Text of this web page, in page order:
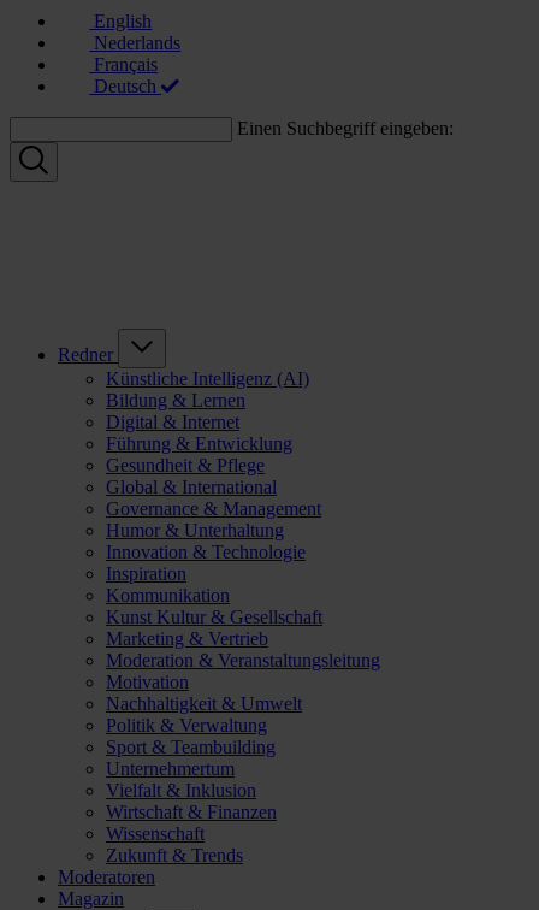
English
Nederlands
Français
Deutsch
Einen Suchbegriff eingeben:
Redner
Künstliche Intelligenz (AI)
Bildung & Lernen
Digital & Internet
Führung & Entwicklung
Gesundheit & Pflege
Global & International
Governance & Management
Humor & Unterhaltung
Innovation & Technologie
Inspiration
Kommunikation
Kunst Kultur & Gesellschaft
Marketing & Vertrieb
Moderation & Veranstaltungsleitung
Motivation
Nachhaltigkeit & Umwelt
Politik & Verwaltung
Sport & Teambuilding
Unternehmertum
Vielfalt & Inklusion
Wirtschaft & Finanzen
Wissenschaft
Zukunft & Trends
Moderatoren
Magazin